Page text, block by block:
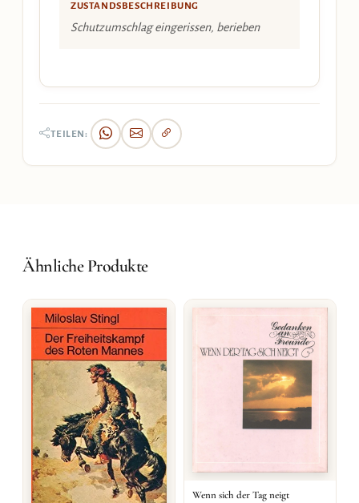
ZUSTANDSBESCHREIBUNG
Schutzumschlag eingerissen, berieben
TEILEN:
Ähnliche Produkte
Wenn sich der Tag neigt